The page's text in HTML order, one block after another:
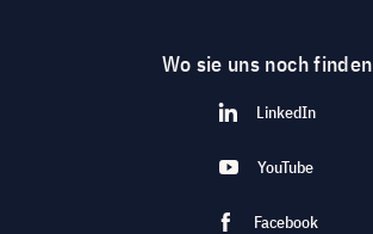
Wo sie uns noch finden
LinkedIn
YouTube
Facebook